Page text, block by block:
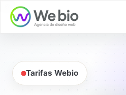
Tarifas Webio